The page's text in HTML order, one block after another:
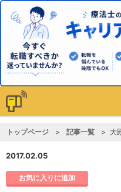
トップページ 記事一覧 大
2017.02.05
お気に入りに追加